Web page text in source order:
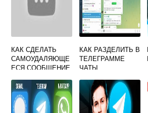
КАК СДЕЛАТЬ
САМОУДАЛЯЮЩЕ
ЕСЯ СООБЩЕНИЕ
КАК РАЗДЕЛИТЬ В
ТЕЛЕГРАММЕ
ЧАТЫ